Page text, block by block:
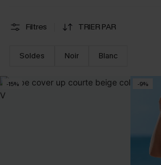
Filtres TRIER PAR
Soldes Noir Blanc
-15% -9%